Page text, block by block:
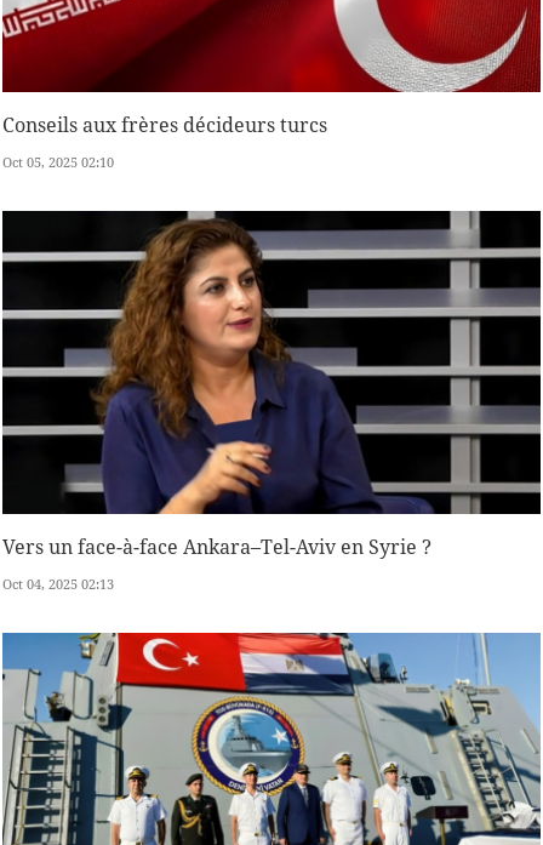
Conseils aux frères décideurs turcs
Oct 05, 2025 02:10
Vers un face-à-face Ankara–Tel-Aviv en Syrie ?
Oct 04, 2025 02:13